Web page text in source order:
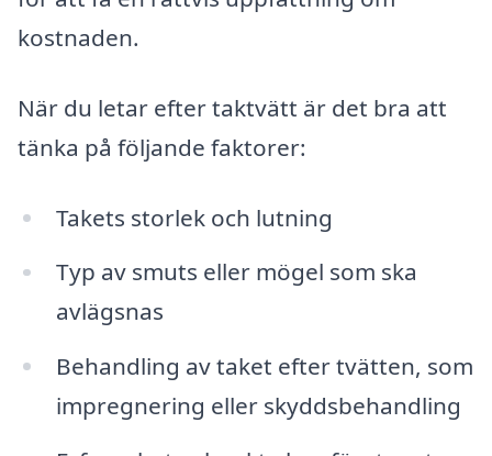
kostnaden.
När du letar efter taktvätt är det bra att
tänka på följande faktorer:
Takets storlek och lutning
Typ av smuts eller mögel som ska
avlägsnas
Behandling av taket efter tvätten, som
impregnering eller skyddsbehandling